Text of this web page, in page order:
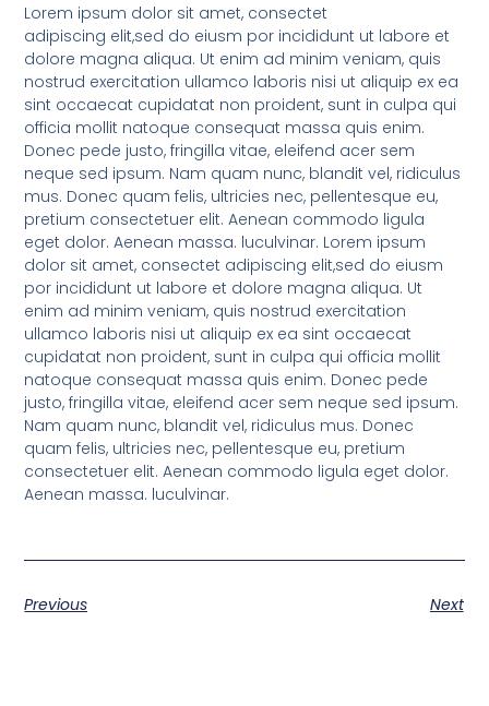
Lorem ipsum dolor sit amet, consectet
adipiscing elit,sed do eiusm por incididunt ut labore et
dolore magna aliqua. Ut enim ad minim veniam, quis
nostrud exercitation ullamco laboris nisi ut aliquip ex ea
sint occaecat cupidatat non proident, sunt in culpa qui
officia mollit natoque consequat massa quis enim.
Donec pede justo, fringilla vitae, eleifend acer sem
neque sed ipsum. Nam quam nunc, blandit vel, ridiculus
mus. Donec quam felis, ultricies nec, pellentesque eu,
pretium consectetuer elit. Aenean commodo ligula
eget dolor. Aenean massa. luculvinar. Lorem ipsum
dolor sit amet, consectet adipiscing elit,sed do eiusm
por incididunt ut labore et dolore magna aliqua. Ut
enim ad minim veniam, quis nostrud exercitation
ullamco laboris nisi ut aliquip ex ea sint occaecat
cupidatat non proident, sunt in culpa qui officia mollit
natoque consequat massa quis enim. Donec pede
justo, fringilla vitae, eleifend acer sem neque sed ipsum.
Nam quam nunc, blandit vel, ridiculus mus. Donec
quam felis, ultricies nec, pellentesque eu, pretium
consectetuer elit. Aenean commodo ligula eget dolor.
Aenean massa. luculvinar.
Previous Next